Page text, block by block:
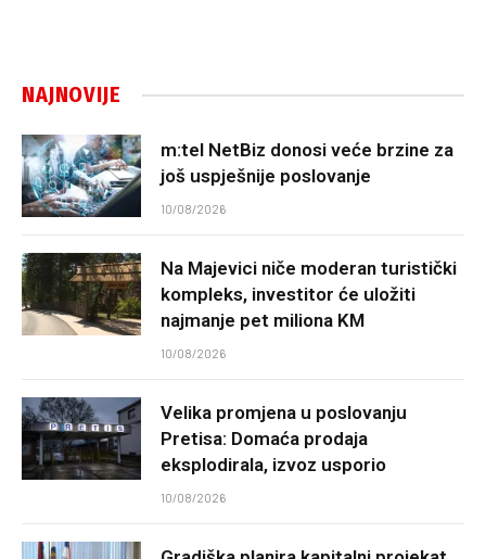
NAJNOVIJE
m:tel NetBiz donosi veće brzine za
još uspješnije poslovanje
10/08/2026
Na Majevici niče moderan turistički
kompleks, investitor će uložiti
najmanje pet miliona KM
10/08/2026
Velika promjena u poslovanju
Pretisa: Domaća prodaja
eksplodirala, izvoz usporio
10/08/2026